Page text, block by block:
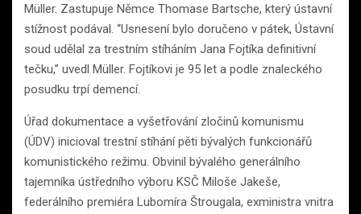
Müller. Zastupuje Němce Thomase Bartsche, který ústavní
stížnost podával. “Usnesení bylo doručeno v pátek, Ústavní
soud udělal za trestním stíháním Jana Fojtíka definitivní
tečku,” uvedl Müller. Fojtíkovi je 95 let a podle znaleckého
posudku trpí demencí.
Úřad dokumentace a vyšetřování zločinů komunismu
(ÚDV) inicioval trestní stíhání pěti bývalých funkcionářů
komunistického režimu. Obvinil bývalého generálního
tajemníka ústředního výboru KSČ Miloše Jakeše,
federálního premiéra Lubomíra Štrougala, exministra vnitra